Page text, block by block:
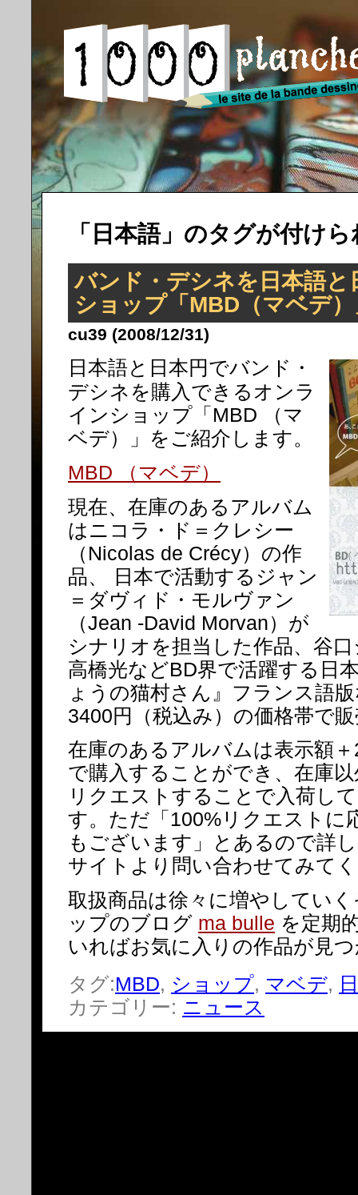
「日本語」のタグが付け
バンド・デシネを日本語と
ショップ「MBD（マベデ
cu39 (2008/12/31)
日本語と日本円でバンド・
デシネを購入できるオンラ
インショップ「MBD （マ
ベデ）」をご紹介します。
MBD （マベデ）
現在、在庫のあるアルバム
はニコラ・ド＝クレシー
（Nicolas de Crécy）の作
品、 日本で活動するジャン
＝ダヴィド・モルヴァン
（Jean -David Morvan）が
シナリオを担当した作品、谷
高橋光などBD界で活躍する日
ょうの猫村さん』フランス語
3400円（税込み）の価格帯で
在庫のあるアルバムは表示額
で購入することができ、在庫
リクエストすることで入荷し
す。ただ「100%リクエストに
もございます」とあるので詳
サイトより問い合わせてみて
取扱商品は徐々に増やしてい
ップのブログ ma bulle を定期
いればお気に入りの作品が見
タグ:MBD, ショップ, マベデ,
カテゴリー: ニュース